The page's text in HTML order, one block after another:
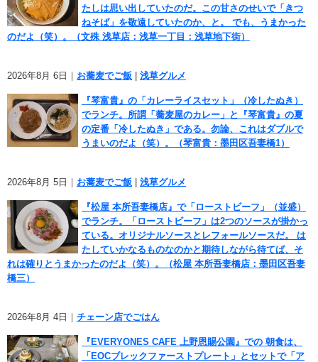
たしは思い出していたのだ。この甘さのせいで「きつ
ねそば」を敬遠していたのか、と。 でも、うまかった
のだよ（笑）。（文殊 浅草店：浅草一丁目：浅草地下街）
2026年8月 6日｜ お蕎麦でご飯 浅草グルメ
『琴富貴』の「カレーライスセット」（冷したぬき）
でランチ。所謂「蕎麦屋のカレー」と『琴富貴』の夏
の定番「冷したぬき」である。勿論、これはダブルで
うまいのだよ（笑）。（琴富貴：墨田区吾妻橋1）
2026年8月 5日｜ お蕎麦でご飯 浅草グルメ
『松屋 本所吾妻橋店』で「ローストビーフ」（並盛）
でランチ。「ローストビーフ」は2つのソースが掛かっ
ている。オリジナルソースとレフォールソースだ。 は
たしていかなるものなのかと期待しながら待てば、そ
れは確りとうまかったのだよ（笑）。（松屋 本所吾妻橋店：墨田区吾妻
橋三）
2026年8月 4日｜ チェーン店でごはん
『EVERYONES CAFE 上野恩賜公園』での 朝食は、
「EOCブレックファーストプレート」とセットで「ア